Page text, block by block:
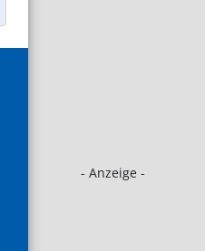
- Anzeige -